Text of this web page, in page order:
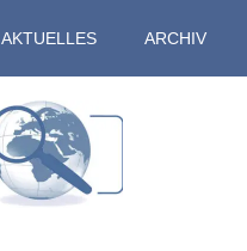
AKTUELLES ARCHIV